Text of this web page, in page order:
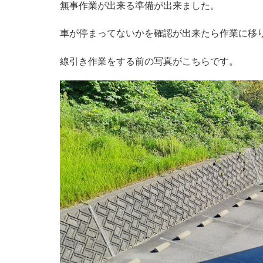
無事作業が出来る準備が出来ました。
車が停まってないかを確認が出来たら作業に移
線引き作業をする前の写真がこちらです。